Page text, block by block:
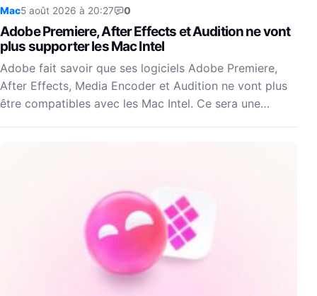
Mac5 août 2026 à 20:27 0
Adobe Premiere, After Effects et Audition ne vont
plus supporter les Mac Intel
Adobe fait savoir que ses logiciels Adobe Premiere,
After Effects, Media Encoder et Audition ne vont plus
être compatibles avec les Mac Intel. Ce sera une…